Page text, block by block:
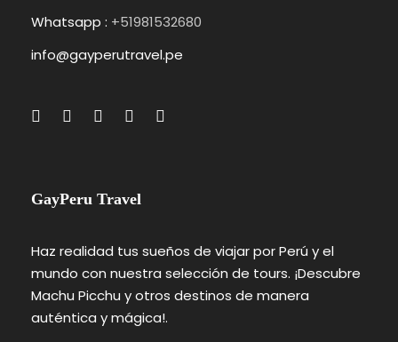
Whatsapp : +51981532680
info@gayperutravel.pe
GayPeru Travel
Haz realidad tus sueños de viajar por Perú y el
mundo con nuestra selección de tours. ¡Descubre
Machu Picchu y otros destinos de manera
auténtica y mágica!.